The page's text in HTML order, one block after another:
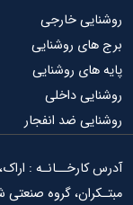
خارجی
روشنایی
روشنایی
داخلی
ضد انفجار
گروه صنعتی شایـان